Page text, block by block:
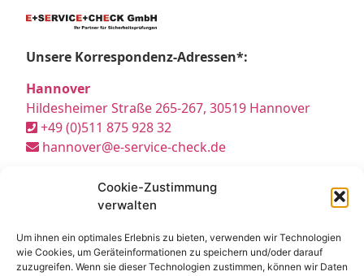
Cookie-Zustimmung
verwalten
Um ihnen ein optimales Erlebnis zu bieten, verwenden wir Technologien
wie Cookies, um Geräteinformationen zu speichern und/oder darauf
zuzugreifen. Wenn sie dieser Technologien zustimmen, können wir Daten
Unsere Korrespondenz-Adressen*:
Hannover
Hildesheimer Straße 265-267, 30519 Hannover
+49 (0)511 875 928 32
hannover@e-service-check.de
* Hierbei handelt es sich weder um Niederlassungen, noch Werkstätten o.ä.,
sondern um reine Korrespondenz-Adressen, an die Sie Ihre Anrufe und Post
Partner: